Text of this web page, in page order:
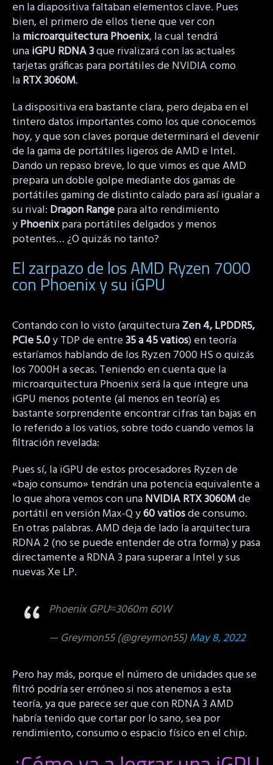
en la diapositiva faltaban elementos clave. Pues
bien, el primero de ellos tiene que ver con
lamicroarquitectura Phoenix, la cual tendrá
unaiGPU RDNA 3que rivalizará con las actuales
tarjetas gráficas para portátiles de NVIDIA como
laRTX 3060M.
La dispositiva era bastante clara, pero dejaba en el
tintero datos importantes como los que conocemos
hoy, y que son claves porque determinará el devenir
de la gama de portátiles ligeros de AMD e Intel.
Dando un repaso breve, lo que vimos es que AMD
prepara un doble golpe mediante dos gamas de
portátiles gaming de distinto calado para así igualar a
su rival: Dragon Rangepara alto rendimiento
yPhoenixpara portátiles delgados y menos
potentes… ¿O quizás no tanto?
El zarpazo de los AMD Ryzen 7000
con Phoenix y su iGPU
Contando con lo visto (arquitecturaZen 4, LPDDR5,
PCIe 5.0y TDP de entre35 a 45 vatios) en teoría
estaríamos hablando de los Ryzen 7000 HS o quizás
los 7000H a secas. Teniendo en cuenta que la
microarquitectura Phoenix será la que integre una
iGPU menos potente (al menos en teoría) es
bastante sorprendente encontrar cifras tan bajas en
lo referido a los vatios, sobre todo cuando vemos la
filtración revelada:
Pues sí, la iGPU de estos procesadores Ryzen de
«bajo consumo» tendrán una potencia equivalente a
lo que ahora vemos con unaNVIDIA RTX 3060Mde
portátil en versión Max-Q y60 vatiosde consumo.
En otras palabras. AMD deja de lado la arquitectura
RDNA 2 (no se puede entender de otra forma) y pasa
directamente a RDNA 3 para superar a Intel y sus
nuevas Xe LP.
Phoenix GPU≈3060m 60W
— Greymon55 (@greymon55)May 8, 2022
Pero hay más, porque el número de unidades que se
filtró podría ser erróneo si nos atenemos a esta
teoría, ya que parece ser que con RDNA 3 AMD
habría tenido que cortar por lo sano, sea por
rendimiento, consumo o espacio físico en el chip.